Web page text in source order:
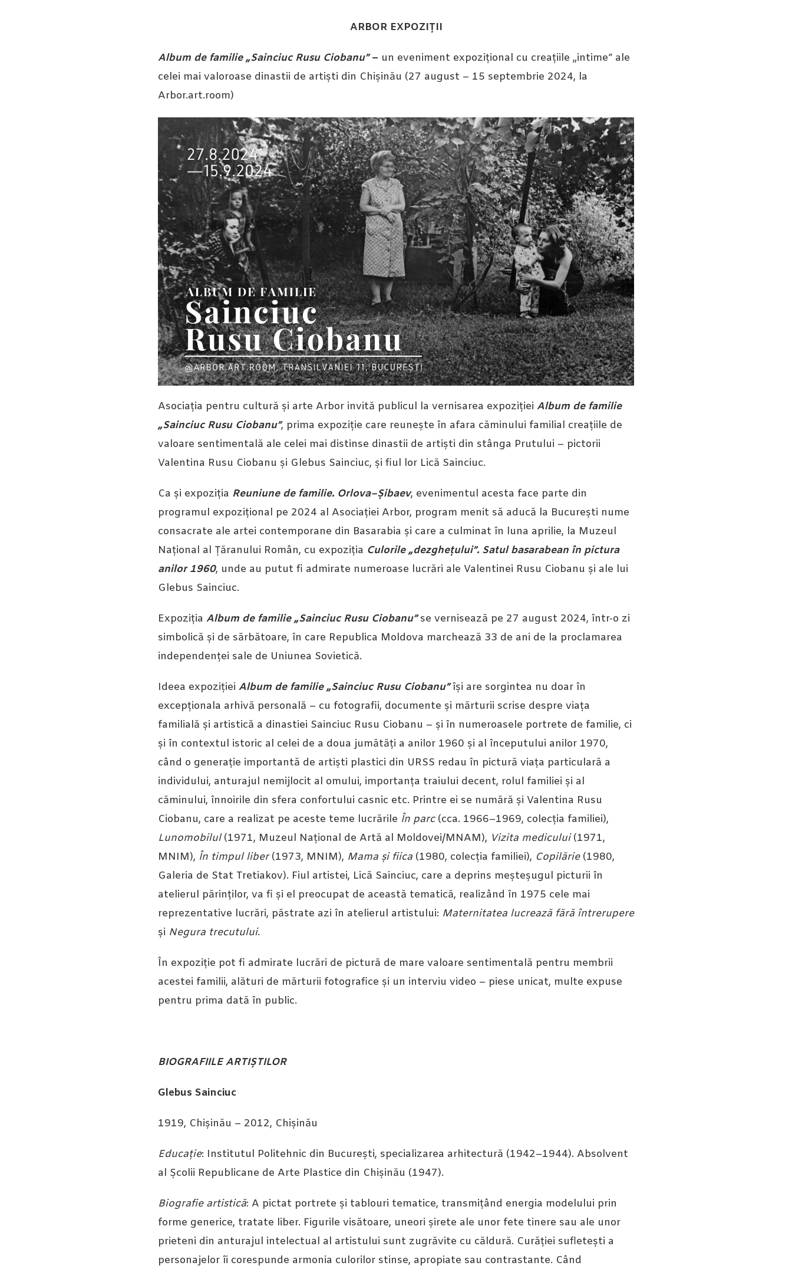
ARBOR EXPOZIȚII
Album de familie „Sainciuc Rusu Ciobanu”– un eveniment expozițional cu creațiile „intime” ale
celei mai valoroase dinastii de artiști din Chișinău (27 august – 15 septembrie 2024, la
Arbor.art.room)
Asociația pentru cultură și arte Arbor invită publicul la vernisarea expoziției Album de familie
„Sainciuc Rusu Ciobanu”, prima expoziție care reunește în afara căminului familial creațiile de
valoare sentimentală ale celei mai distinse dinastii de artiști din stânga Prutului – pictorii
Valentina Rusu Ciobanu și Glebus Sainciuc, și fiul lor Lică Sainciuc.
Ca și expoziția Reuniune de familie. Orlova–Șibaev, evenimentul acesta face parte din
programul expozițional pe 2024 al Asociației Arbor, program menit să aducă la București nume
consacrate ale artei contemporane din Basarabia și care a culminat în luna aprilie, la Muzeul
Național al Țăranului Român, cu expoziția Culorile „dezghețului”. Satul basarabean în pictura
anilor 1960, unde au putut fi admirate numeroase lucrări ale Valentinei Rusu Ciobanu și ale lui
Glebus Sainciuc.
Expoziția Album de familie „Sainciuc Rusu Ciobanu”se vernisează pe 27 august 2024, într-o zi
simbolică și de sărbătoare, în care Republica Moldova marchează 33 de ani de la proclamarea
independenței sale de Uniunea Sovietică.
Ideea expoziției Album de familie „Sainciuc Rusu Ciobanu”își are sorgintea nu doar în
excepționala arhivă personală – cu fotografii, documente și mărturii scrise despre viața
familială și artistică a dinastiei Sainciuc Rusu Ciobanu – și în numeroasele portrete de familie, ci
și în contextul istoric al celei de a doua jumătăți a anilor 1960 și al începutului anilor 1970,
când o generație importantă de artiști plastici din URSS redau în pictură viața particulară a
individului, anturajul nemijlocit al omului, importanța traiului decent, rolul familiei și al
căminului, înnoirile din sfera confortului casnic etc. Printre ei se numără și Valentina Rusu
Ciobanu, care a realizat pe aceste teme lucrările În parc(cca. 1966–1969, colecția familiei),
Lunomobilul(1971, Muzeul Național de Artă al Moldovei/MNAM), Vizita medicului(1971,
MNIM), În timpul liber(1973, MNIM), Mama și fiica(1980, colecția familiei), Copilărie(1980,
Galeria de Stat Tretiakov). Fiul artistei, Lică Sainciuc, care a deprins meșteșugul picturii în
atelierul părinților, va fi și el preocupat de această tematică, realizând în 1975 cele mai
reprezentative lucrări, păstrate azi în atelierul artistului: Maternitatea lucrează fără întrerupere
și Negura trecutului.
În expoziție pot fi admirate lucrări de pictură de mare valoare sentimentală pentru membrii
acestei familii, alături de mărturii fotografice și un interviu video – piese unicat, multe expuse
pentru prima dată în public.
BIOGRAFIILE ARTIȘTILOR
Glebus Sainciuc
1919, Chișinău – 2012, Chișinău
Educație: Institutul Politehnic din București, specializarea arhitectură (1942–1944). Absolvent
al Școlii Republicane de Arte Plastice din Chișinău (1947).
Biografie artistică: A pictat portrete și tablouri tematice, transmițând energia modelului prin
forme generice, tratate liber. Figurile visătoare, uneori șirete ale unor fete tinere sau ale unor
prieteni din anturajul intelectual al artistului sunt zugrăvite cu căldură. Curăției sufletești a
personajelor îi corespunde armonia culorilor stinse, apropiate sau contrastante. Când